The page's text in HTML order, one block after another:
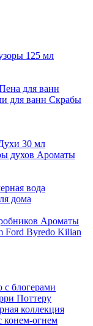
125 мл
для ванн
для ванн Скрабы
30 мл
духов Ароматы
вода
дома
Ароматы
Ford Byredo Kilian
с блогерами
Поттеру
коллекция
конем-огнем